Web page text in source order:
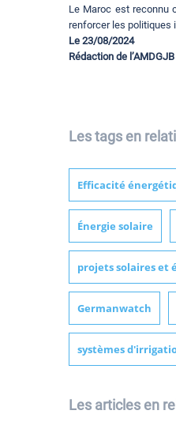
Le Maroc est reconnu
renforcer les politiques
Le 23/08/2024
Rédaction de
Les tags en
Efficacité
Énergie solaire
projets solaires et
Germanwatch
systèmes
Les articles en